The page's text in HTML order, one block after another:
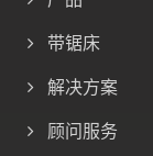
带锯床
解决方案
顾问服务